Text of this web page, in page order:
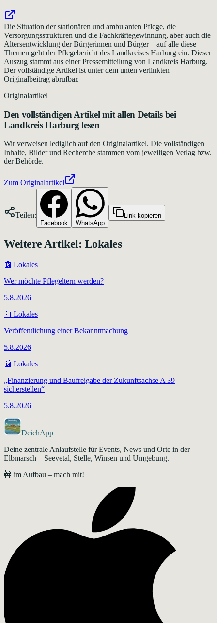
Die Situation der stationären und ambulanten Pflege, die
Versorgungsstrukturen und die Fachkräftegewinnung, aber auch die
Altersentwicklung der Bürgerinnen und Bürger – auf alle diese
Themen geht der Pflegebericht des Landkreises Harburg ein. Dieser
Auszug stammt aus einer Pressemitteilung von Landkreis Harburg.
Der vollständige Artikel ist unter dem unten verlinkten
Originalbeitrag abrufbar.
Originalartikel
Den vollständigen Artikel mit allen Details bei
Landkreis Harburg lesen
Wir verweisen lediglich auf den Originalartikel. Die vollständigen
Inhalte, Bilder und Recherche stammen vom jeweiligen Verlag bzw.
der Behörde.
Zum Originalartikel
Teilen:
Facebook WhatsApp
Link kopieren
Weitere Artikel: Lokales
📰 Lokales
Wer möchte Pflegeltern werden?
5.8.2026
📰 Lokales
Veröffentlichung einer Bekanntmachung
5.8.2026
📰 Lokales
„Finanzierung und Baufreigabe der Zukunftsachse A 39
sicherstellen“
5.8.2026
DeichApp
Deine zentrale Anlaufstelle für Events, News und Orte in der
Elbmarsch – Seevetal, Stelle, Winsen und Umgebung.
🚧 im Aufbau – mach mit!